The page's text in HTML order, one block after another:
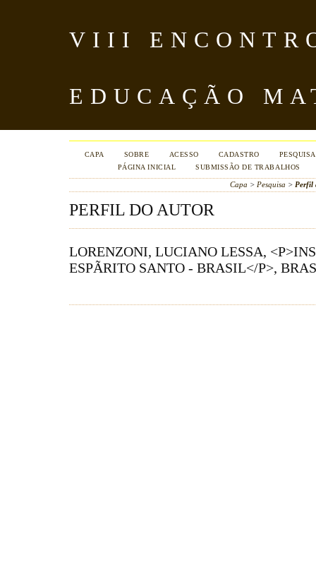
VIII
EDUCAÇÃO
CAPA SOBRE ACESSO CADASTRO
PESQUISA
PÁGINA INICIAL
SUBMISSÃO DE TRABALHOS
Capa > Pesquisa > Perfil
PERFIL DO AUTOR
LORENZONI, LUCIANO LESSA,
ESPÃ­RITO SANTO - BRASIL</P>,